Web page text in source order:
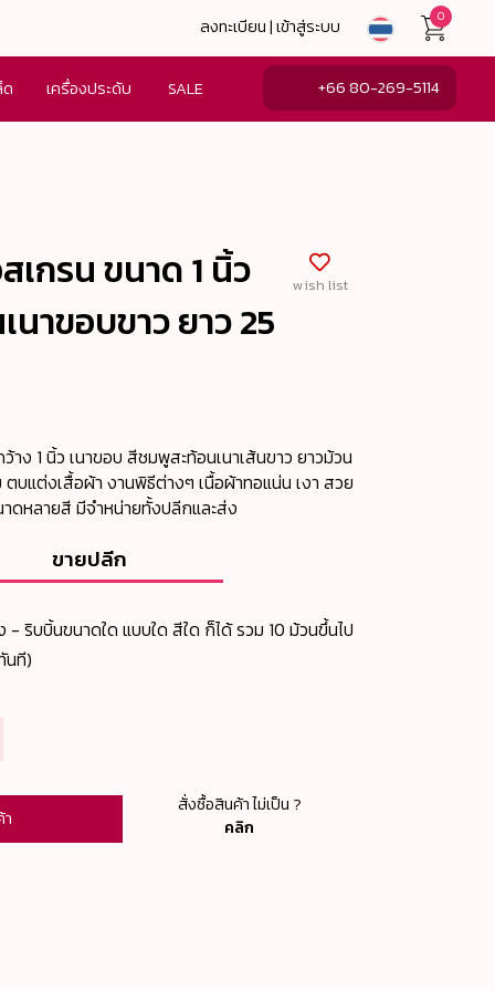
ลงทะเบียน | เข้าสู่ระบบ 0
เครื่องประดับ SALE +66 80-269-5114
กรน ขนาด 1 นิ้ว
าขอบขาว ยาว 25
wish list
ง 1 นิ้ว เนาขอบ สีชมพูสะท้อนเนาเส้นขาว ยาวม้วน
บแต่งเสื้อผ้า งานพิธีต่างๆ เนื้อผ้าทอแน่น เงา สวย
ดหลายสี มีจำหน่ายทั้งปลีกและส่ง
ขายปลีก
- ริบบิ้นขนาดใด แบบใด สีใด ก็ได้ รวม 10 ม้วนขึ้นไป
นที)
สั่งซื้อสินค้า ไม่เป็น ?
คลิก